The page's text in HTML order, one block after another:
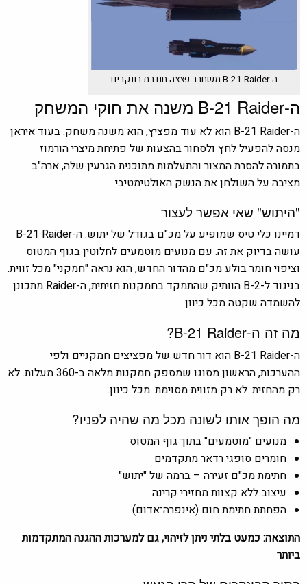
ה-B-21 Raider משחרר פצצה חודרת בונקרים
ה-B-21 Raider משנה את חוקי המשחק
ה-B-21 Raider הוא לא עוד מפציץ, הוא משנה משחק. בעוד איראן
מנסה להפעיל לחץ ולסחור בהצעות של פתיחת מיצרי הורמוז
בתמורה להסרת המצור והתעלמות מתוכנית הגרעין שלה, ארה"ב
מציבה על השולחן את הנשק האולטימטיבי.
"היתוש" שאי אפשר לעצור
דמיינו כלי טיס שמופיע על מכ"ם בגודל של יתוש. ה-B-21 Raider
עושה בדיוק את זה. עם מנועים מוטמעים לחלוטין בגוף המטוס
וציפוי חומר בולע מכ"ם מהדור החדש, הוא נראה "חמקני" מכל זווית.
בניגוד ל-B-2 הוותיק שהתמקד בחמקנות חזיתית, ה-Raider מתכונן
להשמדה שקטה מכל כיוון.
מה זה ה-B-21 Raider?
ה-B-21 Raider הוא דור חדש של מפציצים חמקניים ולפי
ההערכות, הראשון מסוגו שמספק חמקנות מלאה ב-360 מעלות. לא
רק מהחזית. לא רק מזווית מסוימת. מכל כיוון.
מה הופך אותו לשונה מכל מה שהיה לפניו?
מנועים "מוטמעים" בתוך גוף המטוס
חומרים סופגי רדאר מתקדמים
חתימת מכ"ם זעירה – ברמה של "יתוש"
עיצוב ללא קצוות מחזירי קרינה
הפחתת חתימת חום (אינפרה־אדום)
התוצאה: כמעט בלתי ניתן לזיהוי, גם למערכות ההגנה המתקדמות
ביותר